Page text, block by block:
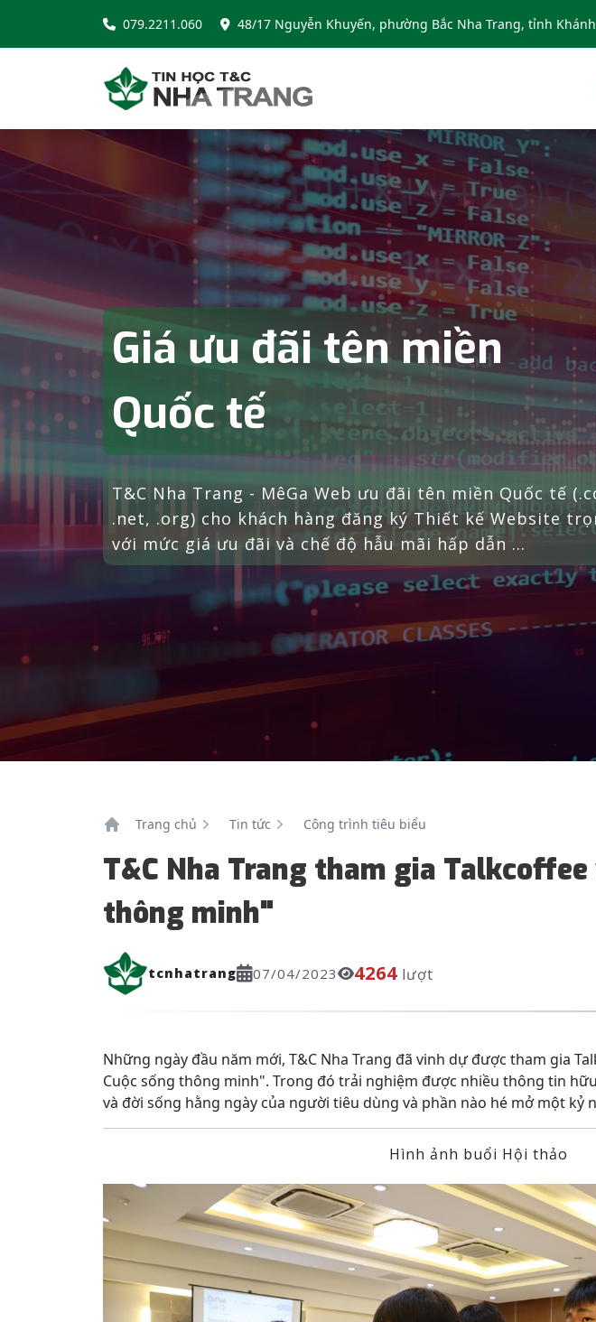
079.2211.060 48/17 Nguyễn Khuyến, phường Bắc Nha Trang, tỉnh
Miễn phí Hosting Linux
T&C Nha Trang - MêGa Web hỗ trợ miễn phí Hosting
đầu tiên cho khách hàng đăng ký Thiết kế Website trọn
mức giá ưu đãi và chế độ hẫu mãi hấp dẫn ...
Trang chủ Tin tức Công trình tiêu biểu
T&C Nha Trang tham gia
thông minh"
tcnhatrang 07/04/2023 4264 lượt
Những ngày đầu năm mới, T&C Nha Trang đã vinh dự được tham gia
Cuộc sống thông minh". Trong đó trải nghiệm được nhiều thông tin
và đời sống hằng ngày của người tiêu dùng và phần nào hé mở một kỷ
Hình ảnh buổi Hội thảo